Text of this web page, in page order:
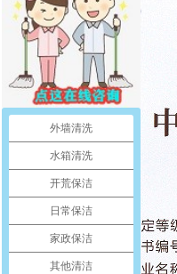
外墙清洗
水箱清洗
开荒保洁
日常保洁
家政保洁
其他清洁